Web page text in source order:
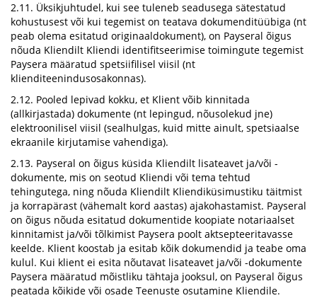
2.11. Üksikjuhtudel, kui see tuleneb seadusega sätestatud
kohustusest või kui tegemist on teatava dokumenditüübiga (nt
peab olema esitatud originaaldokument), on Payseral õigus
nõuda Kliendilt Kliendi identifitseerimise toimingute tegemist
Paysera määratud spetsiifilisel viisil (nt
klienditeenindusosakonnas).
2.12. Pooled lepivad kokku, et Klient võib kinnitada
(allkirjastada) dokumente (nt lepingud, nõusolekud jne)
elektroonilisel viisil (sealhulgas, kuid mitte ainult, spetsiaalse
ekraanile kirjutamise vahendiga).
2.13. Payseral on õigus küsida Kliendilt lisateavet ja/või -
dokumente, mis on seotud Kliendi või tema tehtud
tehingutega, ning nõuda Kliendilt Kliendiküsimustiku täitmist
ja korrapärast (vähemalt kord aastas) ajakohastamist. Payseral
on õigus nõuda esitatud dokumentide koopiate notariaalset
kinnitamist ja/või tõlkimist Paysera poolt aktsepteeritavasse
keelde. Klient koostab ja esitab kõik dokumendid ja teabe oma
kulul. Kui klient ei esita nõutavat lisateavet ja/või -dokumente
Paysera määratud mõistliku tähtaja jooksul, on Payseral õigus
peatada kõikide või osade Teenuste osutamine Kliendile.